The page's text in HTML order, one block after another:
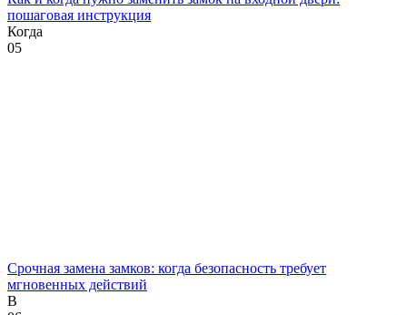
пошаговая инструкция
Когда
05
Срочная замена замков: когда безопасность требует
мгновенных действий
В